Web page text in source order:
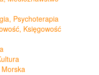
Psychoterapia
Księgowość